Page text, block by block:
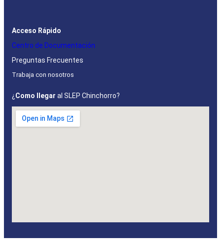
Acceso Rápido
Centro de Documentación
Preguntas Frecuentes
Trabaja con nosotros
¿ Como llegar al SLEP Chinchorro?